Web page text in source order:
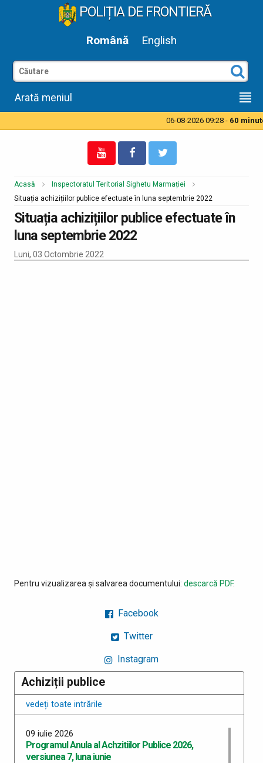
POLIȚIA DE FRONTIERĂ
Română English
Arată meniul
06-08-2026 09:28 - 60
Acasă
Inspectoratul Teritorial Sighetu Marmației
Situația achizițiilor publice efectuate în luna septembrie 2022
Situația achizițiilor publice efectuate în
luna septembrie 2022
Luni, 03 Octombrie 2022
Pentru vizualizarea și salvarea documentului: descarcă PDF.
Facebook
Twitter
Instagram
Achiziții publice
vedeți toate intrările
09 iulie 2026
Programul Anula al Achzitiilor Publice 2026,
versiunea 7, luna iunie